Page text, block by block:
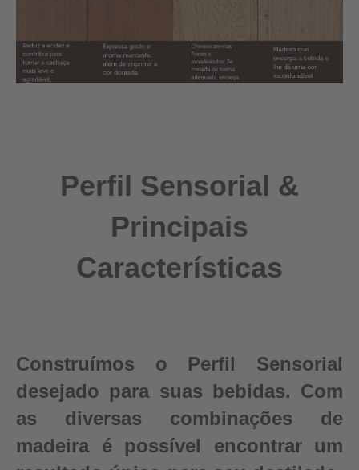
Perfil Sensorial &
Principais
Características
Construímos o Perfil Sensorial
desejado para suas bebidas. Com
as diversas combinações de
madeira é possível encontrar um